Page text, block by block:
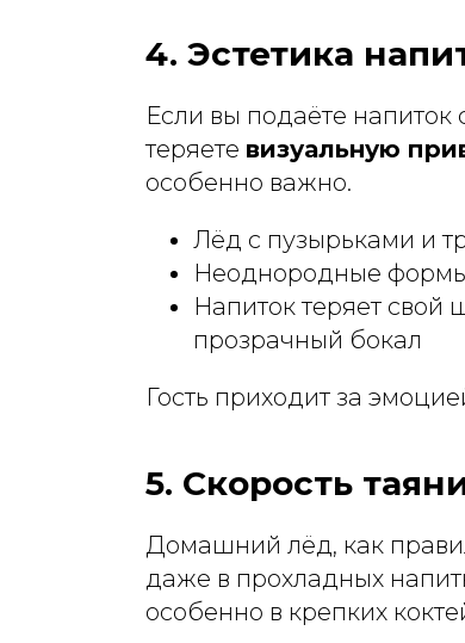
4. Эстетика
Если вы подаёте
теряете визуальную
особенно важно.
Лёд с пузырьками и
Неоднородные
Напиток теряет свой
прозрачный бокал
Гость приходит за
5. Скорость
Домашний лёд, как
даже в прохладных
особенно в крепких